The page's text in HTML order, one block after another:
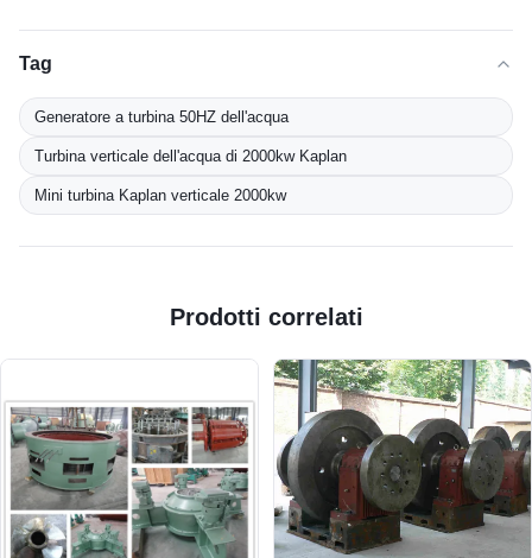
Tag
Generatore a turbina 50HZ dell'acqua
Turbina verticale dell'acqua di 2000kw Kaplan
Mini turbina Kaplan verticale 2000kw
Prodotti correlati